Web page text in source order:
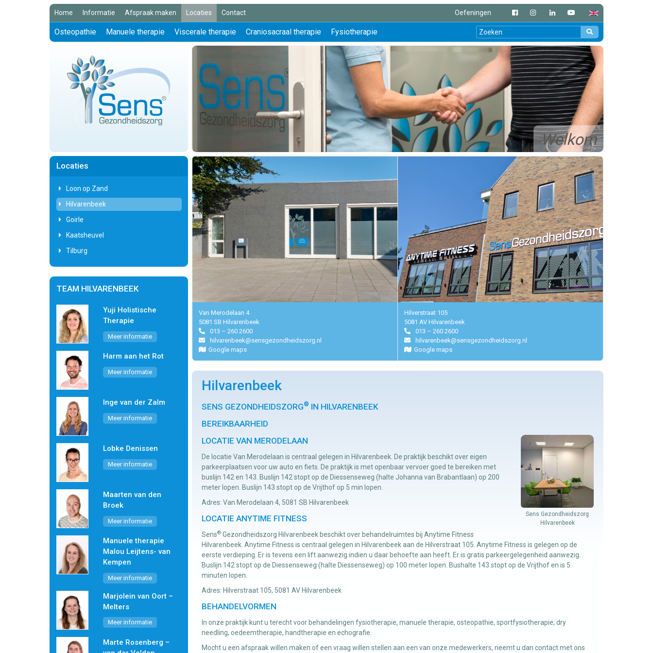
Home Informatie Afspraak maken Locaties Contact Oefeningen
Osteopathie Manuele therapie Viscerale therapie Craniosacraal therapie Fysiotherapie
Welkom
Van Merodelaan 4
5081 SB Hilvarenbeek
013 – 260 2600
hilvarenbeek@sensgezondheidszorg.nl
Google maps
Hilverstraat 105
5081 AV Hilvarenbeek
013 – 260 2600
hilvarenbeek@sensgezondheidszorg.nl
Google maps
Hilvarenbeek
SENS GEZONDHEIDSZORG® IN HILVARENBEEK
BEREIKBAARHEID
Sens Gezondheidszorg
Hilvarenbeek
LOCATIE VAN MERODELAAN
De locatie Van Merodelaan is centraal gelegen in Hilvarenbeek. De praktijk beschikt over eigen
parkeerplaatsen voor uw auto en fiets. De praktijk is met openbaar vervoer goed te bereiken met
buslijn 142 en 143. Buslijn 142 stopt op de Diessenseweg (halte Johanna van Brabantlaan) op 200
meter lopen. Buslijn 143 stopt op de Vrijthof op 5 min lopen.
Adres: Van Merodelaan 4, 5081 SB Hilvarenbeek
LOCATIE ANYTIME FITNESS
Sens® Gezondheidszorg Hilvarenbeek beschikt over behandelruimtes bij Anytime Fitness
Hilvarenbeek. Anytime Fitness is centraal gelegen in Hilvarenbeek aan de Hilverstraat 105. Anytime Fitness is gelegen op de
eerste verdieping. Er is tevens een lift aanwezig indien u daar behoefte aan heeft. Er is gratis parkeergelegenheid aanwezig.
Buslijn 142 stopt op de Diessenseweg (halte Diessenseweg) op 100 meter lopen. Bushalte 143 stopt op de Vrijthof en is 5
minuten lopen.
Adres: Hilverstraat 105, 5081 AV Hilvarenbeek
BEHANDELVORMEN
In onze praktijk kunt u terecht voor behandelingen fysiotherapie, manuele therapie, osteopathie, sportfysiotherapie, dry
needling, oedeemtherapie, handtherapie en echografie.
Mocht u een afspraak willen maken of een vraag willen stellen aan een van onze medewerkers, neemt u dan contact met ons
TEAM HILVARENBEEK
Yuji Holistische
Therapie
Meer informatie
Harm aan het Rot
Meer informatie
Inge van der Zalm
Meer informatie
Lobke Denissen
Meer informatie
Maarten van den
Broek
Meer informatie
Manuele therapie
Malou Leijtens- van
Kempen
Meer informatie
Marjolein van Oort –
Melters
Meer informatie
Marte Rosenberg –
Locaties
Loon op Zand
Hilvarenbeek
Goirle
Kaatsheuvel
Tilburg